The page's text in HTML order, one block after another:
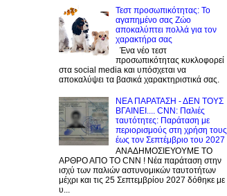
Τεστ προσωπικότητας: Το
αγαπημένο σας Zώο
αποκαλύπτει πολλά για τον
χαρακτήρα σας
Ένα νέο τεστ
προσωπικότητας κυκλοφορεί
στα social media και υπόσχεται να
αποκαλύψει τα βασικά χαρακτηριστικά σας.
NEA ΠΑΡΑΤΑΣΗ - ΔΕΝ ΤΟΥΣ
ΒΓΑΙΝΕΙ.... CNN: Παλιές
ταυτότητες: Παράταση με
περιορισμούς στη χρήση τους
έως τον Σεπτέμβριο του 2027
ΑΝΑΔΗΜΟΣΙΕΥΟΥΜΕ ΤΟ
ΑΡΘΡΟ ΑΠΟ ΤΟ CNN ! Νέα παράταση στην
ισχύ των παλιών αστυνομικών ταυτοτήτων
μέχρι και τις 25 Σεπτεμβρίου 2027 δόθηκε με
υ...